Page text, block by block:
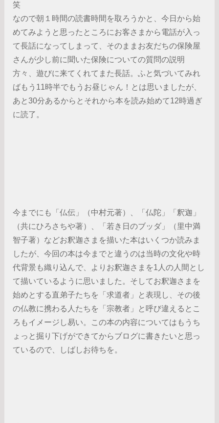
笑
なので朝１時間の読書時間を取ろうかと、今日から始
めてみようと思ったところにお客さまから電話が入っ
て長話になってしまって、そのままお友だちの保険屋
さんが少し前に聞いた保険についての質問の説明
方々、遊びに来てくれてまた長話。ふと気づいてみれ
ばもう11時半でもうお昼じゃん！とは思いましたが、
あと30分あるからとそれから本を読み始めて12時過ぎ
に読了。
今までにも「仏伝」（中村元著）、「仏陀」「釈迦」
（共にひろさちや著）、「若き日のブッダ」（里中満
智子著）などお釈迦さまを描いた本はいくつか読みま
したが、今回の本は今までと違うのは当時の文化や時
代背景も織り込んで、よりお釈迦さまを1人の人間とし
て描いているように思いました。そしてお釈迦さまを
始めとする直弟子たちを「求道者」と表現し、その後
の仏教に携わる人たちを「宗教者」と呼び違えるとこ
ろもイメージし易い。この本の内容についてはもうち
ょっと掘り下げができてからブログに書きたいと思っ
ているので、しばしお待ちを。